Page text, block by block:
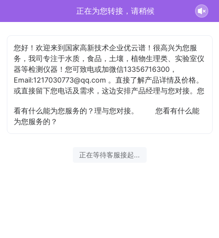
史汶鑫正在为您服务
您好！欢迎来到国家高新技术企业优云谱！很高兴为您服
务，我司专注于水质，食品，土壤，植物生理类、实验室仪
器等检测仪器！您可致电或加微信13356716300，
Email:1217030773@qq.com 。直接了解产品详情及价格。
或直接留下您电话及需求，这边安排产品经理与您对接。您
看有什么能为您服务的？理与您对接。
您看有什么能
为您服务的？
2026-08-07 19:35:00 开始沟通